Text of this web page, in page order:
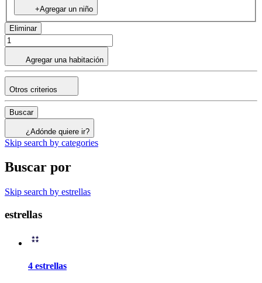
+Agregar un niño
Eliminar
Agregar una habitación
Otros criterios
Buscar
¿Adónde quiere ir?
Skip search by categories
Buscar por
Skip search by estrellas
estrellas
4 estrellas